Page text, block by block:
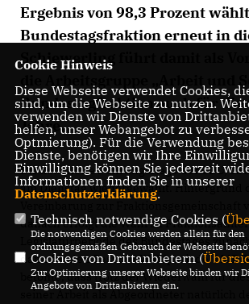
Ergebnis von 98,3 Prozent
Bundestagsfraktion erneut in
Schiewerling führt damit als
Bundestagfraktion auch für die
Jahre.
Die komplette Führungsriege der CDU/
am Dienstag wiedergewählt. Hintergrund
Vereinbarung zur Fraktionsgemeinschaft
danach erfolgt die Wahl zu
Legislaturperiode des Bundestages
dann für den Rest der Wahlperiode. MdB
betonte, dass trotz der Wiederwahl für
seiner Arbeit als Abgeordneter natürlich
Cookie Hinweis
Diese Webseite verwendet Cookies,
sind, um die Webseite zu nutzen.
verwenden wir Dienste von
helfen, unser Webangebot zu
Optmierung). Für die Verwendung
Dienste, benötigen wir Ihre
Einwilligung können Sie jederzeit
Informationen finden Sie in unserer
Datenschutzerklärung.
Technisch notwendige Cookies (
Die notwendigen Cookies werden allein für den
ordnungsgemäßen Gebrauch der Webseite
Cookies von Drittanbietern (
Zur Optimierung unserer Webseite binden wir
Angebote von Drittanbietern ein.